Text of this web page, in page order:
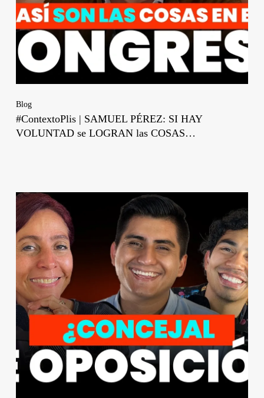
Blog
#ContextoPlis | SAMUEL PÉREZ: SI HAY
VOLUNTAD se LOGRAN las COSAS…